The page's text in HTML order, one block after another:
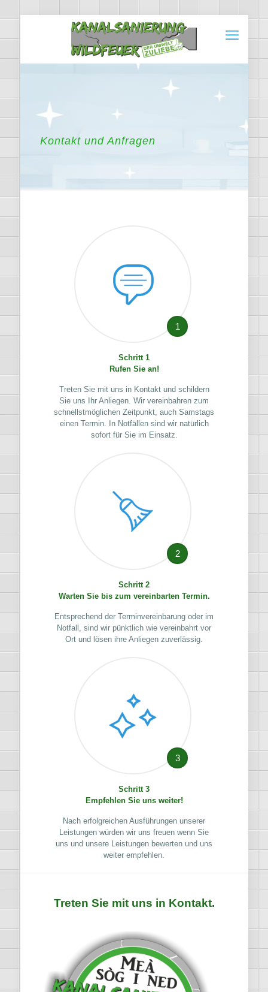
Kontakt und Anfragen
1
Schritt 1
Rufen Sie an!
Treten Sie mit uns in Kontakt und schildern
Sie uns Ihr Anliegen. Wir vereinbahren zum
schnellstmöglichen Zeitpunkt, auch Samstags
einen Termin. In Notfällen sind wir natürlich
sofort für Sie im Einsatz.
2
Schritt 2
Warten Sie bis zum vereinbarten Termin.
Entsprechend der Terminvereinbarung oder im
Notfall, sind wir pünktlich wie vereinbahrt vor
Ort und lösen ihre Anliegen zuverlässig.
3
Schritt 3
Empfehlen Sie uns weiter!
Nach erfolgreichen Ausführungen unserer
Leistungen würden wir uns freuen wenn Sie
uns und unsere Leistungen bewerten und uns
weiter empfehlen.
Treten Sie mit uns in Kontakt.